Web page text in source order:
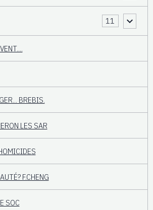
11
BREBIS.
LES SAR
F.CHENG
SOC